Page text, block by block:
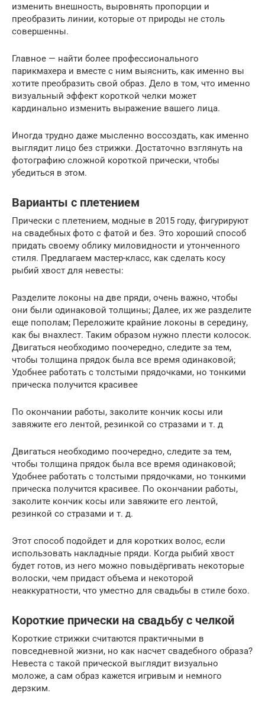
изменить внешность, выровнять пропорции и
преобразить линии, которые от природы не столь
совершенны.
Главное — найти более профессионального
парикмахера и вместе с ним выяснить, как именно вы
хотите преобразить свой образ. Дело в том, что именно
визуальный эффект короткой челки может
кардинально изменить выражение вашего лица.
Иногда трудно даже мысленно воссоздать, как именно
выглядит лицо без стрижки. Достаточно взглянуть на
фотографию сложной короткой прически, чтобы
убедиться в этом.
Варианты с плетением
Прически с плетением, модные в 2015 году, фигурируют
на свадебных фото с фатой и без. Это хороший способ
придать своему облику миловидности и утонченного
стиля. Предлагаем мастер-класс, как сделать косу
рыбий хвост для невесты:
Разделите локоны на две пряди, очень важно, чтобы
они были одинаковой толщины; Далее, их же разделите
еще пополам; Переложите крайние локоны в середину,
как бы внахлест. Таким образом нужно плести колосок.
Двигаться необходимо поочередно, следите за тем,
чтобы толщина прядок была все время одинаковой;
Удобнее работать с толстыми прядочками, но тонкими
прическа получится красивее
По окончании работы, заколите кончик косы или
завяжите его лентой, резинкой со стразами и т. д
Двигаться необходимо поочередно, следите за тем,
чтобы толщина прядок была все время одинаковой;
Удобнее работать с толстыми прядочками, но тонкими
прическа получится красивее. По окончании работы,
заколите кончик косы или завяжите его лентой,
резинкой со стразами и т. д.
Этот способ подойдет и для коротких волос, если
использовать накладные пряди. Когда рыбий хвост
будет готов, из него можно повыдёргивать некоторые
волоски, чем придаст объема и некоторой
неаккуратности, что уместно для свадьбы в стиле бохо.
Короткие прически на свадьбу с челкой
Короткие стрижки считаются практичными в
повседневной жизни, но как насчет свадебного образа?
Невеста с такой прической выглядит визуально
моложе, а сам образ кажется игривым и немного
дерзким.